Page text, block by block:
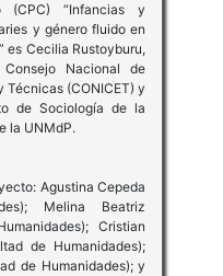
(CPC) “Infancias y
y género fluido en
es Cecilia Rustoyburu,
Nacional de
(CONICET) y
de Sociología de la
la UNMdP.
Agustina Cepeda
Melina Beatriz
Cristian
de Humanidades);
de Humanidades); y